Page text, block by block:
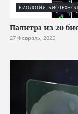
БИОЛОГИЯ,
Палитра из 20
27 Февраль, 2025